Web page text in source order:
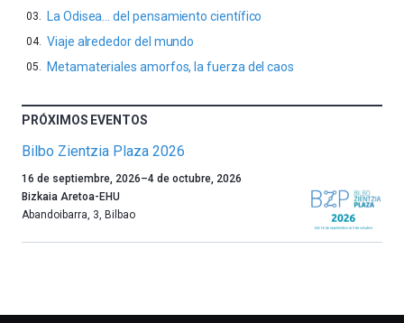
La Odisea… del pensamiento científico
Viaje alrededor del mundo
Metamateriales amorfos, la fuerza del caos
PRÓXIMOS EVENTOS
Bilbo Zientzia Plaza 2026
Un
año
más,
16 de septiembre, 2026–4 de octubre, 2026
Bizkaia Aretoa-EHU
Abandoibarra, 3, Bilbao